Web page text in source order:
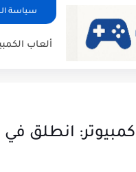
سياسة
ألعاب
كمبيوتر: انطلق